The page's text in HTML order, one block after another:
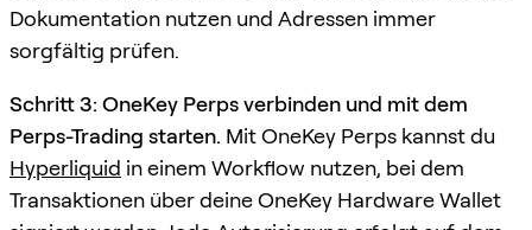
Dokumentation nutzen und Adressen immer
sorgfältig prüfen.
Schritt 3: OneKey Perps verbinden und mit dem
Perps-Trading starten. Mit OneKey Perps kannst du
Hyperliquid in einem Workflow nutzen, bei dem
Transaktionen über deine OneKey Hardware Wallet